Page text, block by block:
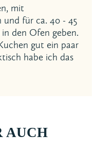
mit
und für ca. 40 - 45
den Ofen geben.
gut ein paar
habe ich das
AUCH